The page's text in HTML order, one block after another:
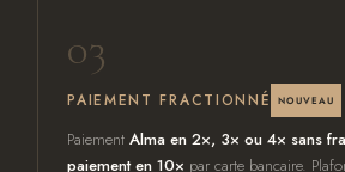
03
PAIEMENT FRACTIONNÉ NOUVEAU
PaiementAlma en 2×, 3× ou 4× sans
paiement en 10× par carte bancaire.